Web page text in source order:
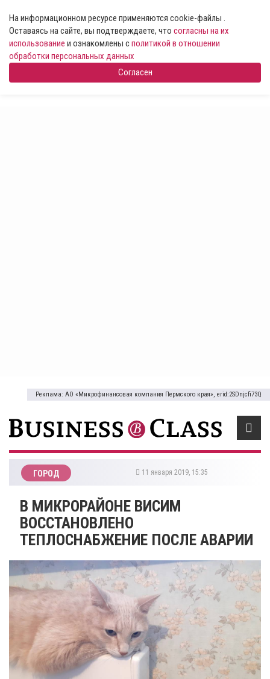
На информационном ресурсе применяются cookie-файлы .
Оставаясь на сайте, вы подтверждаете, что согласны на их
использование и ознакомлены сполитикой в отношении
обработки персональных данных
Согласен
Реклама: АО «Микрофинансовая компания Пермского края», erid:2SDnjcfi73Q
ГОРОД 11 января 2019, 15:35
В МИКРОРАЙОНЕ ВИСИМ
ВОССТАНОВЛЕНО
ТЕПЛОСНАБЖЕНИЕ ПОСЛЕ АВАРИИ